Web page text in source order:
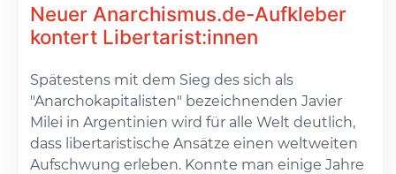
Neuer Anarchismus.de-Aufkleber
kontert Libertarist:innen
Spätestens mit dem Sieg des sich als
"Anarchokapitalisten" bezeichnenden Javier
Milei in Argentinien wird für alle Welt deutlich,
dass libertaristische Ansätze einen weltweiten
Aufschwung erleben. Konnte man einige Jahre